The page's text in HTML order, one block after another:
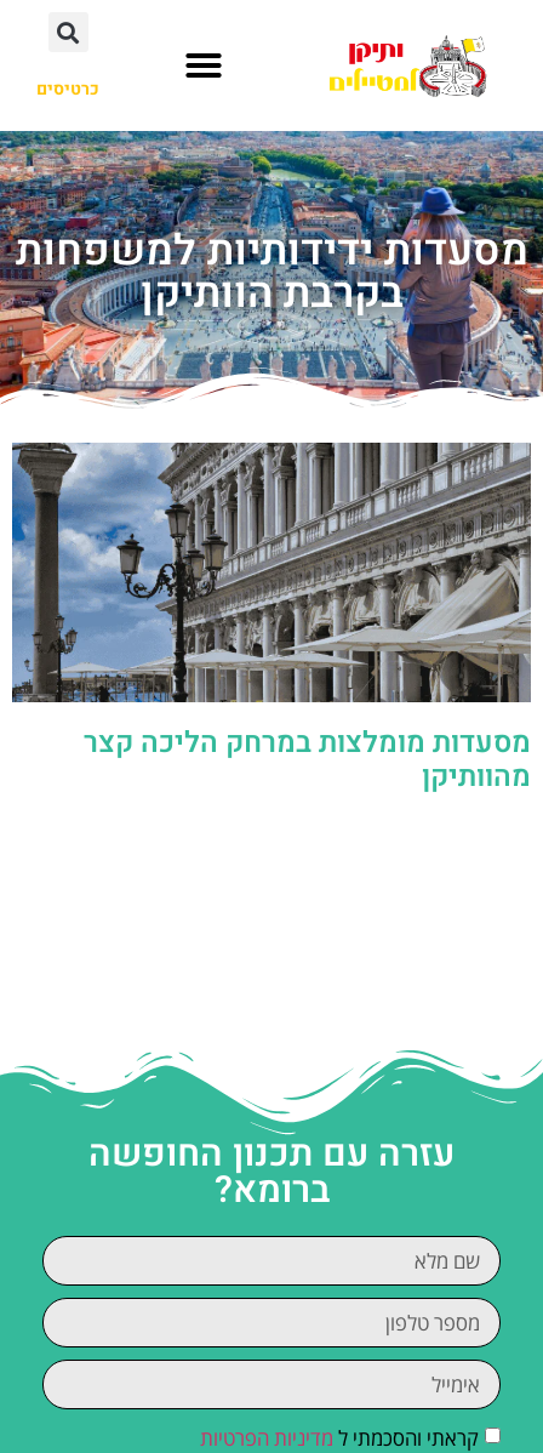
כרטיסים
מסעדות ידידותיות למשפחות
בקרבת הוותיקן
מסעדות מומלצות במרחק הליכה קצר
מהוותיקן
עזרה עם תכנון החופשה
ברומא?
קראתי והסכמתי ל מדיניות הפרטיות